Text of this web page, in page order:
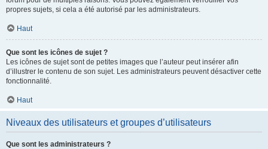
propres sujets, si cela a été autorisé par les administrateurs.
Haut
Que sont les icônes de sujet ?
Les icônes de sujet sont de petites images que l’auteur peut insérer afin
d’illustrer le contenu de son sujet. Les administrateurs peuvent désactiver cette
fonctionnalité.
Haut
Niveaux des utilisateurs et groupes d’utilisateurs
Que sont les administrateurs ?